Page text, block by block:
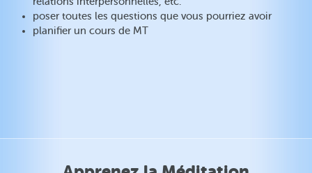
poser toutes les questions que vous pourriez avoir
planifier un cours de MT